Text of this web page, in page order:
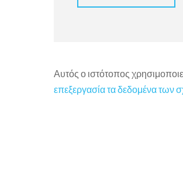
Αυτός ο ιστότοπος
επεξεργασία τα δεδομένα των